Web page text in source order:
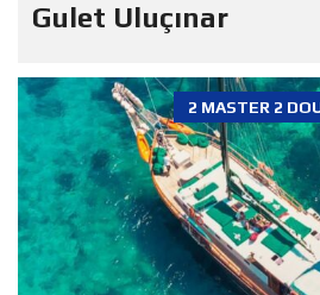
Gulet Uluçınar
2 MASTER 2